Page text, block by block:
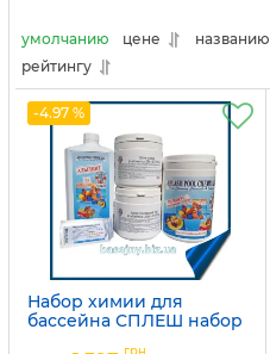
умолчанию цене
названию
рейтингу
-4.97 %
Набор химии для
бассейна СПЛЕШ набор